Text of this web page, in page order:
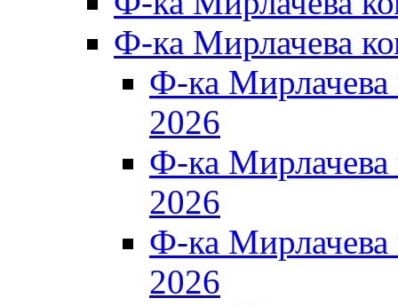
Ф-ка Мирлачева
Ф-ка
2026
Ф-ка
2026
Ф-ка
2026